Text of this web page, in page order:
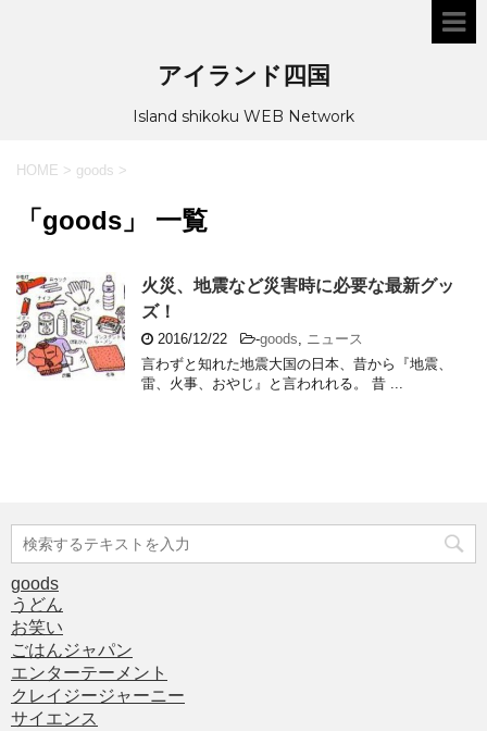
アイランド四国
Island shikoku WEB Network
HOME > goods >
「goods」 一覧
火災、地震など災害時に必要な最新グッ
ズ！
2016/12/22 -goods, ニュース
言わずと知れた地震大国の日本、昔から『地震、
雷、火事、おやじ』と言われれる。 昔 ...
goods
うどん
お笑い
ごはんジャパン
エンターテーメント
クレイジージャーニー
サイエンス